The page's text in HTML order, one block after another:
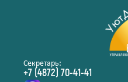
Секретарь:
+7 (4872) 70-41-41